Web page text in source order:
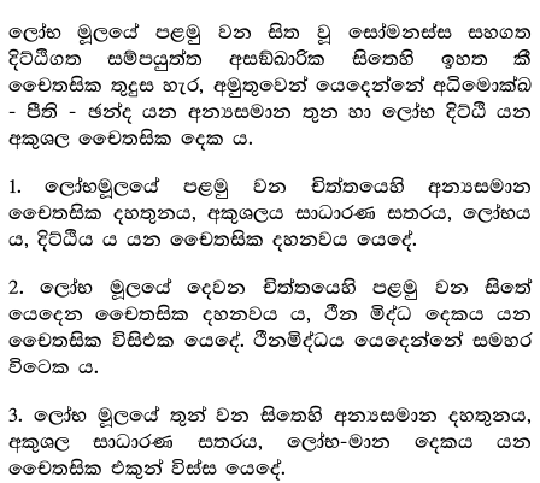
ලෝභ මූලයේ පළමු වන සිත වූ සෝමනස්ස සහගත
දිට්ඨිගත සම්පයුත්ත අසඞ්ඛාරික සිතෙහි ඉහත කී
චෛතසික තුදුස හැර, අමුතුවෙන් යෙදෙන්නේ අධිමොක්ඛ
- පීති - ඡන්ද යන අන්‍යසමාන තුන හා ලෝභ දිට්ඨි යන
අකුශල චෛතසික දෙක ය.
1. ලෝභමූලයේ පළමු වන චිත්තයෙහි අන්‍යසමාන
චෛතසික දහතුනය, අකුශලය සාධාරණ සතරය, ලෝභය
ය, දිට්ඨිය ය යන චෛතසික දහනවය යෙදේ.
2. ලෝභ මූලයේ දෙවන චිත්තයෙහි පළමු වන සිතේ
යෙදෙන චෛතසික දහනවය ය, ථීන මිද්ධ දෙකය යන
චෛතසික විසිඑක යෙදේ. ථීනමිද්ධය යෙදෙන්නේ සමහර
විටෙක ය.
3. ලෝභ මූලයේ තුන් වන සිතෙහි අන්‍යසමාන දහතුනය,
අකුශල සාධාරණ සතරය, ලෝභ-මාන දෙකය යන
චෛතසික එකුන් විස්ස යෙදේ.